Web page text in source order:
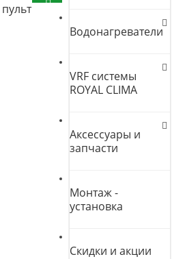
пульт
Водонагреватели
VRF системы
ROYAL CLIMA
Аксессуары и
запчасти
Монтаж -
установка
Скидки и акции